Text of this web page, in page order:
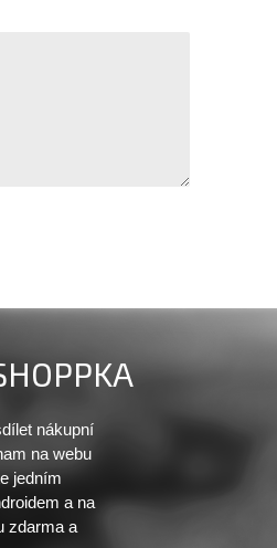
nákupní
na webu
jedním
a na
zdarma a